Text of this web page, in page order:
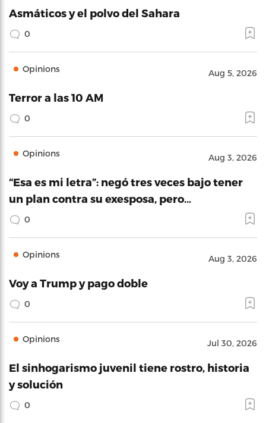
Asmáticos y el polvo del Sahara
0
Opinions Aug 5, 2026
Terror a las 10 AM
0
Opinions Aug 3, 2026
“Esa es mi letra”: negó tres veces bajo tener
un plan contra su exesposa, pero…
0
Opinions Aug 3, 2026
Voy a Trump y pago doble
0
Opinions Jul 30, 2026
El sinhogarismo juvenil tiene rostro, historia
y solución
0